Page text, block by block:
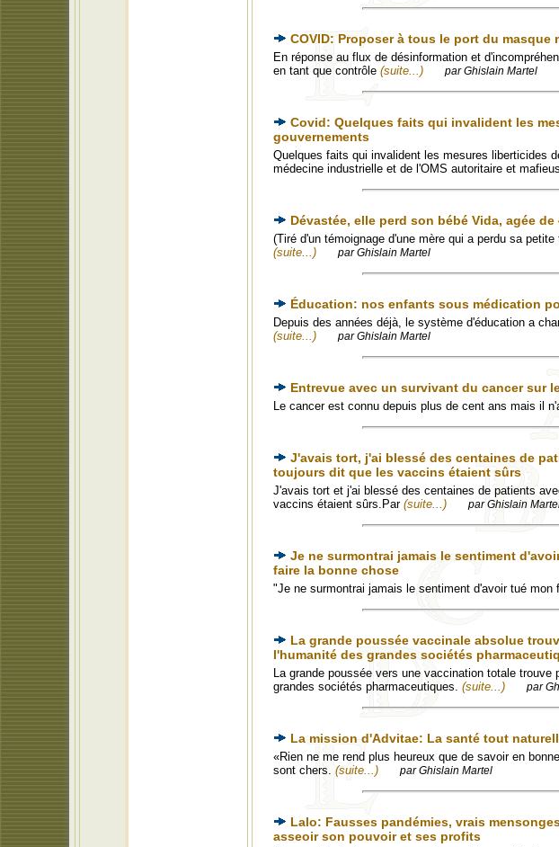
COVID: Proposer à tous le port du
En réponse au flux de désinformation et
en tant que contrôle (suite...) par Ghislain Martel
Covid: Quelques faits qui invalident les
gouvernements
Quelques faits qui invalident les mesures liberticides
médecine industrielle et de l'OMS autoritaire et
Dévastée, elle perd son bébé Vida, agée
(Tiré d'un témoignage d'une mère qui a perdu sa
(suite...)
par Ghislain Martel
Éducation: nos enfants sous médication
Depuis des années déjà, le système d'éducation a
(suite...)
par Ghislain Martel
Entrevue avec un survivant du cancer sur
Le cancer est connu depuis plus de cent ans mais il
J'avais tort, j'ai blessé des centaines de
toujours dit que les vaccins étaient sûrs
J'avais tort et j'ai blessé des centaines de patients
vaccins étaient sûrs.Par (suite...) par Ghislain
Je ne surmontrai jamais le sentiment
faire la bonne chose
"Je ne surmontrai jamais le sentiment d'avoir tué mon
La grande poussée vaccinale absolue
l'humanité des grandes sociétés
La grande poussée vers une vaccination totale
grandes sociétés pharmaceutiques. (suite...) par
La mission d'Advitae: La santé tout
«Rien ne me rend plus heureux que de savoir en
sont chers. (suite...) par Ghislain Martel
Lalo: Fausses pandémies, vrais
asseoir son pouvoir et ses profits